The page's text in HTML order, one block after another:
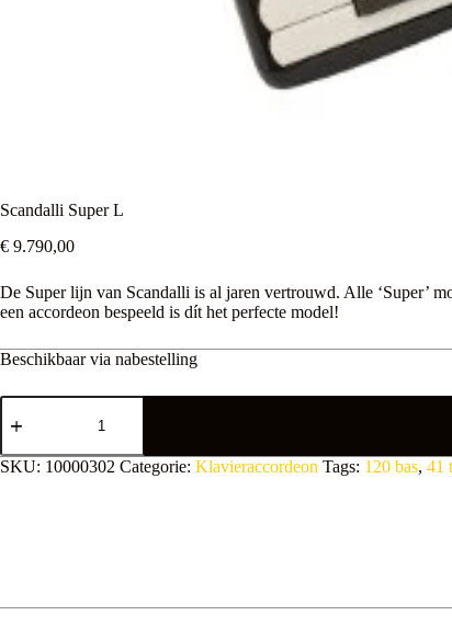
Scandalli Super L
€ 9.790,00
De Super lijn van Scandalli is al jaren vertrouwd. Alle ‘Super’
een accordeon bespeeld is dít het perfecte model!
Beschikbaar via nabestelling
Scandalli
Super
aantal
A
t
SKU: 10000302 Categorie: Klavieraccordeon Tags: 120 bas, 41